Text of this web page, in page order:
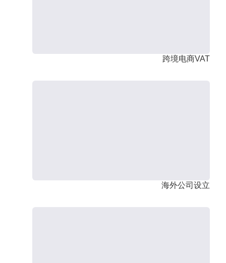
跨境电商VAT
海外公司设立